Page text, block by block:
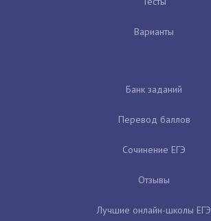
Варианты
Банк заданий
Перевод баллов
Сочинение ЕГЭ
Отзывы
Лучшие онлайн-школы ЕГЭ